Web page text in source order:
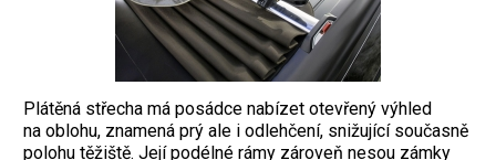
Plátěná střecha má posádce nabízet otevřený výhled
na oblohu, znamená prý ale i odlehčení, snižující současně
polohu těžiště. Její podélné rámy zároveň nesou zámky